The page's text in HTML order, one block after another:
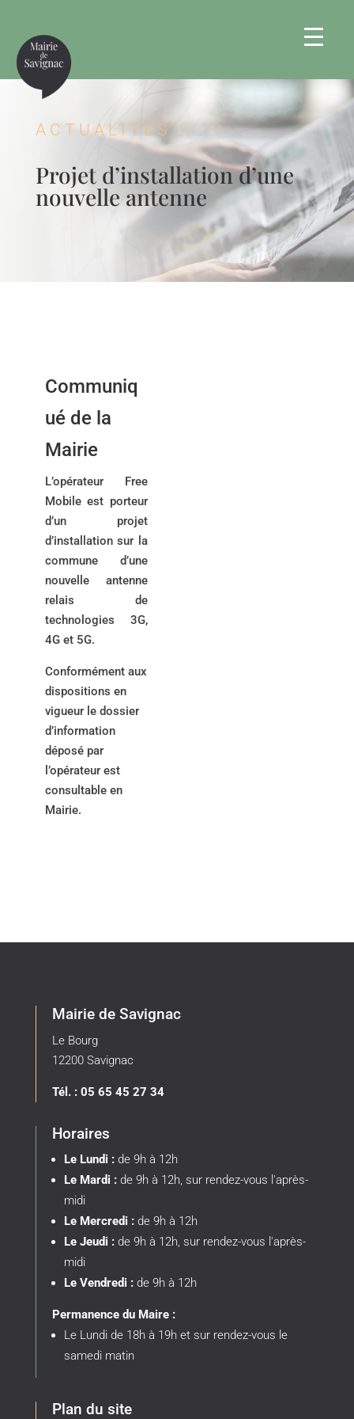
ACTUALITÉS
Projet d’installation d’une
nouvelle antenne
Communiq
ué de la
Mairie
L’opérateur Free
Mobile est porteur
d’un projet
d’installation sur la
commune d’une
nouvelle antenne
relais de
technologies 3G,
4G et 5G.
Conformément aux
dispositions en
vigueur le dossier
d’information
déposé par
l’opérateur est
consultable en
Mairie.
Mairie de Savignac
Le Bourg
12200 Savignac
Tél. : 05 65 45 27 34
Horaires
Le Lundi :de 9h à 12h
Le Mardi :de 9h à 12h, sur rendez-vous l'après-
midi
Le Mercredi :de 9h à 12h
Le Jeudi :de 9h à 12h, sur rendez-vous l'après-
midi
Le Vendredi :de 9h à 12h
Permanence du Maire :
Le Lundi de 18h à 19h et sur rendez-vous le
samedi matin
Plan du site